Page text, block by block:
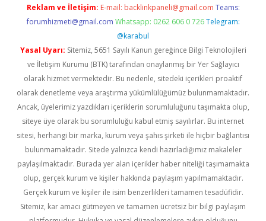
Reklam ve İletişim: E-mail: backlinkpaneli@gmail.com Teams:
forumhizmeti@gmail.com Whatsapp: 0262 606 0 726 Telegram:
@karabul
Yasal Uyarı: Sitemiz, 5651 Sayılı Kanun gereğince Bilgi Teknolojileri
ve İletişim Kurumu (BTK) tarafından onaylanmış bir Yer Sağlayıcı
olarak hizmet vermektedir. Bu nedenle, sitedeki içerikleri proaktif
olarak denetleme veya araştırma yükümlülüğümüz bulunmamaktadır.
Ancak, üyelerimiz yazdıkları içeriklerin sorumluluğunu taşımakta olup,
siteye üye olarak bu sorumluluğu kabul etmiş sayılırlar. Bu internet
sitesi, herhangi bir marka, kurum veya şahıs şirketi ile hiçbir bağlantısı
bulunmamaktadır. Sitede yalnızca kendi hazırladığımız makaleler
paylaşılmaktadır. Burada yer alan içerikler haber niteliği taşımamakta
olup, gerçek kurum ve kişiler hakkında paylaşım yapılmamaktadır.
Gerçek kurum ve kişiler ile isim benzerlikleri tamamen tesadüfidir.
Sitemiz, kar amacı gütmeyen ve tamamen ücretsiz bir bilgi paylaşım